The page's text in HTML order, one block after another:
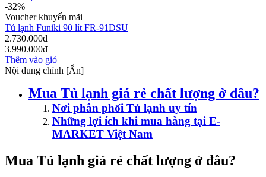
-32%
Voucher khuyến mãi
Tủ lạnh Funiki 90 lít FR-91DSU
2.730.000đ
3.990.000đ
Thêm vào giỏ
Nội dung chính [Ẩn]
Mua Tủ lạnh giá rẻ chất lượng ở đâu?
Nơi phân phối Tủ lạnh uy tín
Những lợi ích khi mua hàng tại E-
MARKET Việt Nam
Mua Tủ lạnh giá rẻ chất lượng ở đâu?